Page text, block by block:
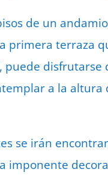
de un
primera terraza
disfrutarse
a la altura
se irán